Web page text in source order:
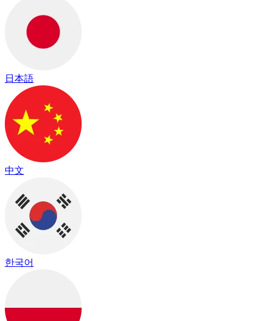
日本語
中文
한국어